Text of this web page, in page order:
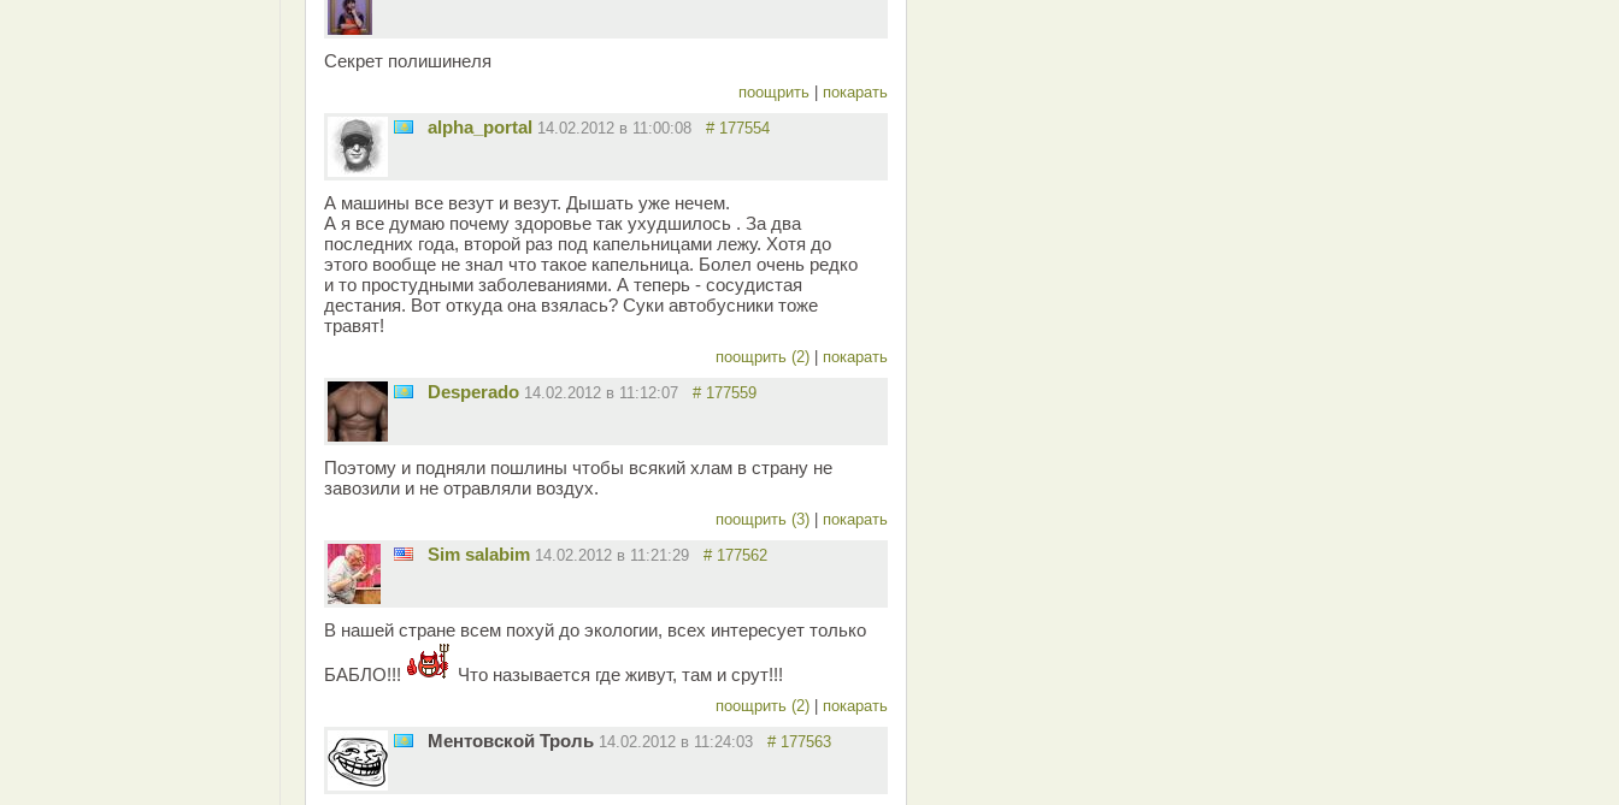
Секрет полишинеля
поощрить покарать
alpha_portal 14.02.2012 в 11:00:08 # 177554
А машины все везут и везут. Дышать уже нечем.
А я все думаю почему здоровье так ухудшилось . За два
последних года, второй раз под капельницами лежу. Хотя до
этого вообще не знал что такое капельница. Болел очень редко
и то простудными заболеваниями. А теперь - сосудистая
дестания. Вот откуда она взялась? Суки автобусники тоже
травят!
поощрить (2) покарать
Desperado 14.02.2012 в 11:12:07 # 177559
Поэтому и подняли пошлины чтобы всякий хлам в страну не
завозили и не отравляли воздух.
поощрить (3) покарать
Sim salabim 14.02.2012 в 11:21:29 # 177562
В нашей стране всем похуй до экологии, всех интересует только
БАБЛО!!! Что называется где живут, там и срут!!!
поощрить (2) покарать
Ментовской Троль 14.02.2012 в 11:24:03 # 177563